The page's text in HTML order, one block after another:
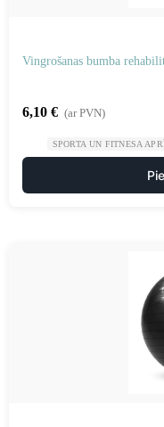
Vingrošanas bumba
6,10 € (ar PVN)
SPORTA UN FITNESA